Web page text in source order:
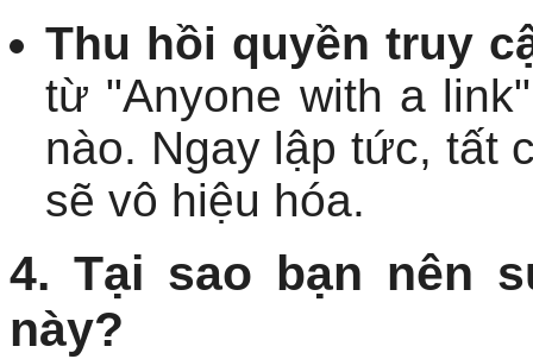
Thu hồi quyền truy
từ "Anyone with a
nào. Ngay lập tức, tất
sẽ vô hiệu hóa.
4. Tại sao bạn nên
này?